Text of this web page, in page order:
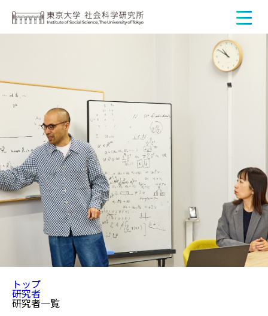
研究者一覧
トップ
研究者
研究者一覧